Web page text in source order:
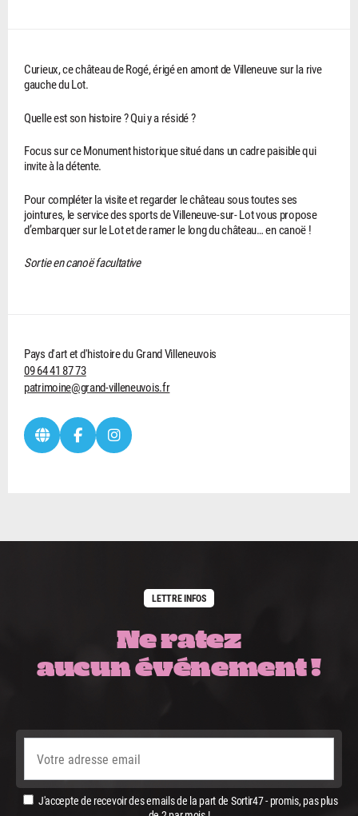
Curieux, ce château de Rogé, érigé en amont de Villeneuve sur la rive
gauche du Lot.
Quelle est son histoire ? Qui y a résidé ?
Focus sur ce Monument historique situé dans un cadre paisible qui
invite à la détente.
Pour compléter la visite et regarder le château sous toutes ses
jointures, le service des sports de Villeneuve-sur- Lot vous propose
d’embarquer sur le Lot et de ramer le long du château… en canoë !
Sortie en canoë facultative
Pays d'art et d'histoire du Grand Villeneuvois
09 64 41 87 73
patrimoine@grand-villeneuvois.fr
LETTRE INFOS
Ne ratez
aucun événement !
J'accepte de recevoir des emails de la part de Sortir47 - promis, pas plus